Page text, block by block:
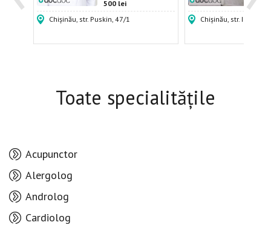
500 lei
Chișinău, str. Puskin, 47/1
400
Chișinău, str. Igor
Toate specialitățile
Acupunctor
Alergolog
Androlog
Cardiolog